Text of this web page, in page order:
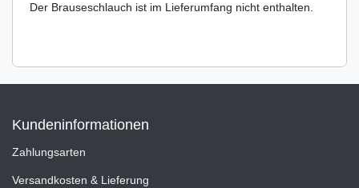
Der Brauseschlauch ist im Lieferumfang nicht enthalten.
Kundeninformationen
Zahlungsarten
Versandkosten & Lieferung